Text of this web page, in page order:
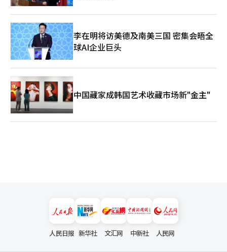
李在明将访美德及南美三国 密集会晤全
球AI企业巨头
中国藏家成韩国艺术收藏市场新"金主"
人民日报 新华社 文汇网 中新社 人民网